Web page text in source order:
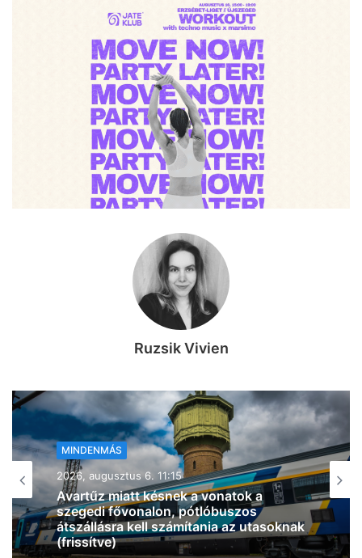
Ruzsik Vivien
MINDENMÁS
2026, augusztus 6. 10:41
Tűz ütött ki egy lakóház pincéjében
Szentesen, légzésvédelem mellett
oltottak a tűzoltók